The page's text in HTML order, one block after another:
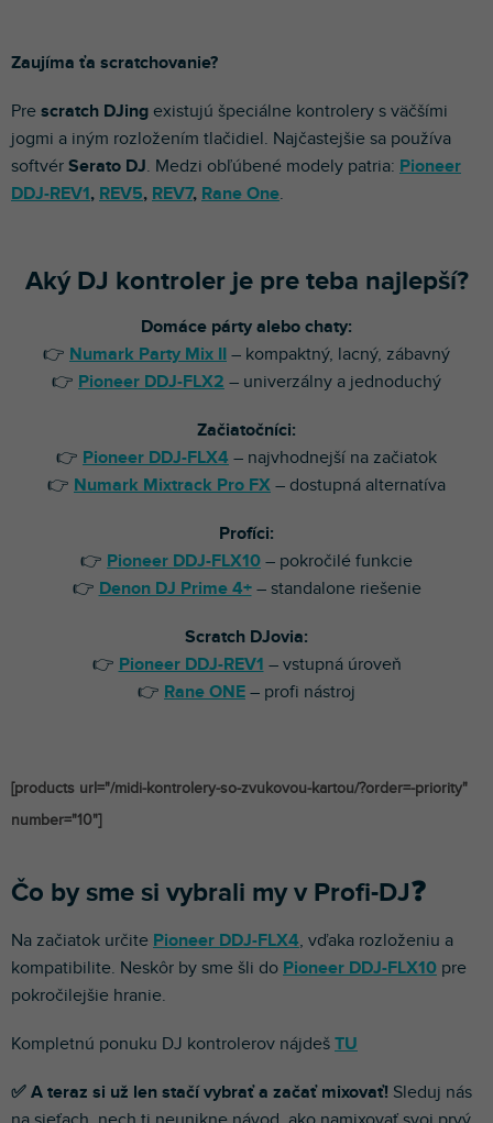
Zaujíma ťa scratchovanie?
Pre scratch DJing existujú špeciálne kontrolery s väčšími
jogmi a iným rozložením tlačidiel. Najčastejšie sa používa
softvér Serato DJ. Medzi obľúbené modely patria: Pioneer
DDJ-REV1, REV5, REV7, Rane One.
Aký DJ kontroler je pre teba najlepší?
Domáce párty alebo chaty:
👉 Numark Party Mix II – kompaktný, lacný, zábavný
👉 Pioneer DDJ-FLX2 – univerzálny a jednoduchý
Začiatočníci:
👉 Pioneer DDJ-FLX4 – najvhodnejší na začiatok
👉 Numark Mixtrack Pro FX – dostupná alternatíva
Profíci:
👉 Pioneer DDJ-FLX10 – pokročilé funkcie
👉 Denon DJ Prime 4+– standalone riešenie
Scratch DJovia:
👉 Pioneer DDJ-REV1 – vstupná úroveň
👉 Rane ONE – profi nástroj
[products url="/midi-kontrolery-so-zvukovou-kartou/?order=-priority"
number="10"]
Čo by sme si vybrali my v Profi-DJ❓
Na začiatok určite Pioneer DDJ-FLX4, vďaka rozloženiu a
kompatibilite. Neskôr by sme šli do Pioneer DDJ-FLX10 pre
pokročilejšie hranie.
Kompletnú ponuku DJ kontrolerov nájdeš TU
✅ A teraz si už len stačí vybrať a začať mixovať! Sleduj nás